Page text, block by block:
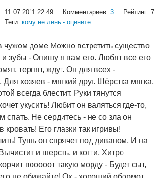
11.07.2011 22:49 Комментариев: 3
Рейтинг: 7
Теги: кому не лень - оцените
чужом доме Можно встретить существо
и зубы - Опишу я вам его. Любят все его
терпят, ждут. Он для всех -
хозяев - мягкий друг. Шёрстка мягка,
всегда блестит. Руки тянутся
укусить! Любит он валяться где-то,
спать. Не сердитесь - не со зла он
Его глазки так игривы!
Тушь он спрячет под диваном, И на
и шерсть, и когти, Хитро
вооооот такую морду - Будет сыт,
не обижайте! Ох - хороший обормот,